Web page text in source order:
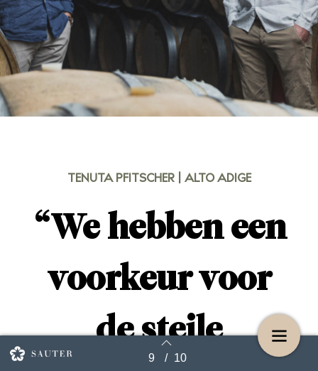
9 / 10
TENUTA PFITSCHER | ALTO ADIGE
“We hebben een
voorkeur voor
de steile